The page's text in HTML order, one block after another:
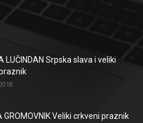
LUČINDAN Srpska slava i veliki
GROMOVNIK Veliki crkveni praznik